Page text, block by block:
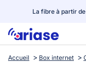
La fibre à partir
Box internet
Accueil Box internet